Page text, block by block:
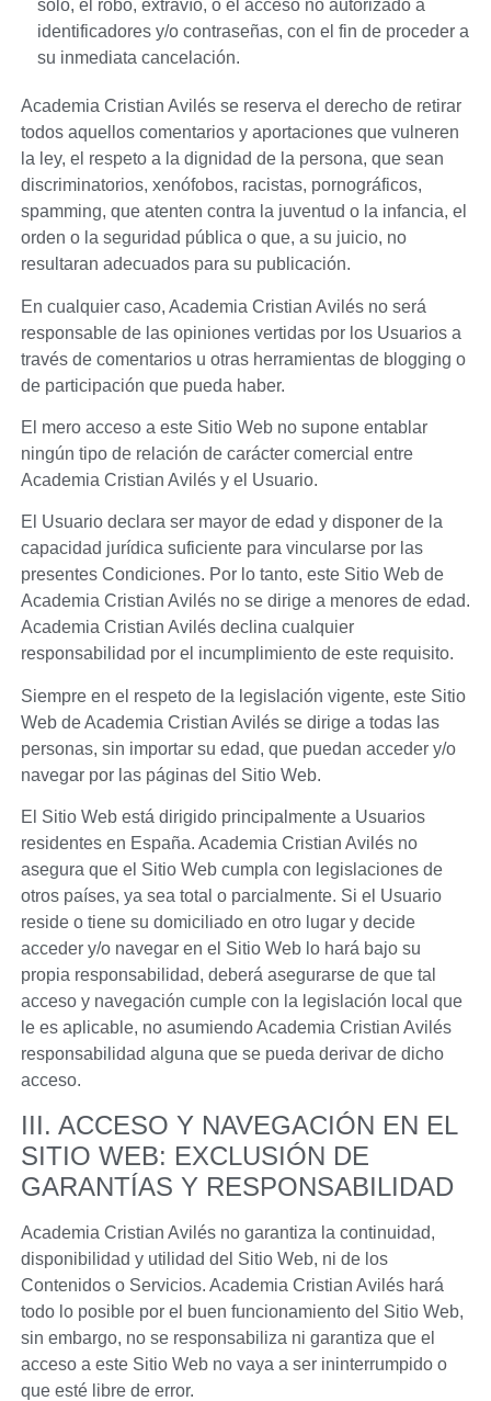
solo, el robo, extravío, o el acceso no autorizado a
identificadores y/o contraseñas, con el fin de proceder a
su inmediata cancelación.
Academia Cristian Avilésse reserva el derecho de retirar
todos aquellos comentarios y aportaciones que vulneren
la ley, el respeto a la dignidad de la persona, que sean
discriminatorios, xenófobos, racistas, pornográficos,
spamming, que atenten contra la juventud o la infancia, el
orden o la seguridad pública o que, a su juicio, no
resultaran adecuados para su publicación.
En cualquier caso, Academia Cristian Avilésno será
responsable de las opiniones vertidas por los Usuarios a
través de comentarios u otras herramientas de blogging o
de participación que pueda haber.
El mero acceso a este Sitio Web no supone entablar
ningún tipo de relación de carácter comercial entre
Academia Cristian Avilésy el Usuario.
El Usuario declara ser mayor de edad y disponer de la
capacidad jurídica suficiente para vincularse por las
presentes Condiciones. Por lo tanto, este Sitio Web de
Academia Cristian Avilésno se dirige a menores de edad.
Academia Cristian Avilésdeclina cualquier
responsabilidad por el incumplimiento de este requisito.
Siempre en el respeto de la legislación vigente, este Sitio
Web deAcademia Cristian Avilésse dirige a todas las
personas, sin importar su edad, que puedan acceder y/o
navegar por las páginas del Sitio Web.
El Sitio Web está dirigido principalmente a Usuarios
residentes en España. Academia Cristian Avilésno
asegura que el Sitio Web cumpla con legislaciones de
otros países, ya sea total o parcialmente. Si el Usuario
reside o tiene su domiciliado en otro lugar y decide
acceder y/o navegar en el Sitio Web lo hará bajo su
propia responsabilidad, deberá asegurarse de que tal
acceso y navegación cumple con la legislación local que
le es aplicable, no asumiendoAcademia Cristian Avilés
responsabilidad alguna que se pueda derivar de dicho
acceso.
III. ACCESO Y NAVEGACIÓN EN EL
SITIO WEB: EXCLUSIÓN DE
GARANTÍAS Y RESPONSABILIDAD
Academia Cristian Avilésno garantiza la continuidad,
disponibilidad y utilidad del Sitio Web, ni de los
Contenidos o Servicios. Academia Cristian Aviléshará
todo lo posible por el buen funcionamiento del Sitio Web,
sin embargo, no se responsabiliza ni garantiza que el
acceso a este Sitio Web no vaya a ser ininterrumpido o
que esté libre de error.